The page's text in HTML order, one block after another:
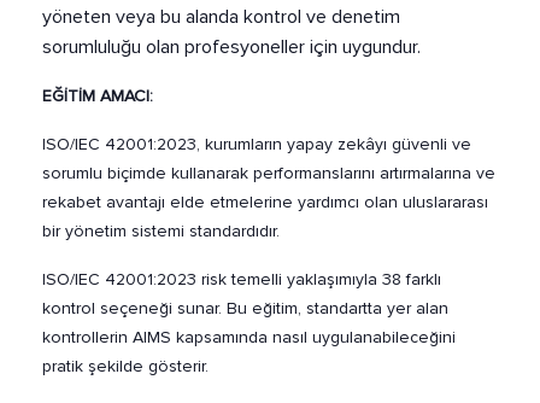
yöneten veya bu alanda kontrol ve denetim
sorumluluğu olan profesyoneller için uygundur.
EĞİTİM AMACI:
ISO/IEC 42001:2023, kurumların yapay zekâyı güvenli ve
sorumlu biçimde kullanarak performanslarını artırmalarına ve
rekabet avantajı elde etmelerine yardımcı olan uluslararası
bir yönetim sistemi standardıdır.
ISO/IEC 42001:2023 risk temelli yaklaşımıyla 38 farklı
kontrol seçeneği sunar. Bu eğitim, standartta yer alan
kontrollerin AIMS kapsamında nasıl uygulanabileceğini
pratik şekilde gösterir.